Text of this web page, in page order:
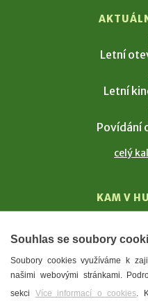
Letní
Letní
Povídání
celý
KAM V
T. G.
Souhlas se soubory
Soubory cookies využíváme k
našimi webovými stránkami.
sekci Více informací o cookies.